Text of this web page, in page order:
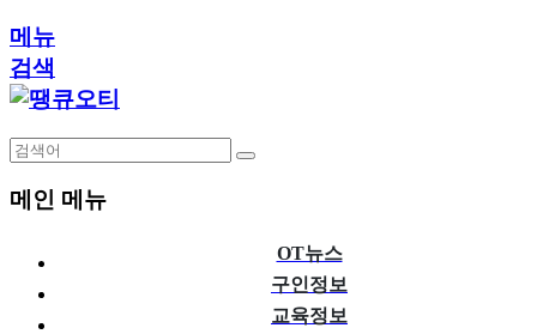
메뉴
검색
메인 메뉴
OT뉴스
구인정보
교육정보